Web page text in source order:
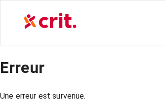
Erreur
Une erreur est survenue.